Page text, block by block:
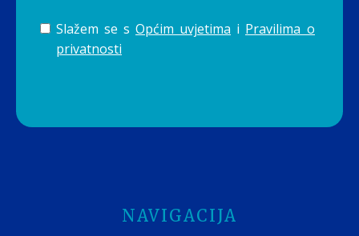
Slažem se s Općim uvjetima i Pravilima o
privatnosti
NAVIGACIJA